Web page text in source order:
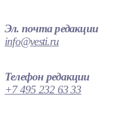
Эл. почта редакции
info@vesti.ru
Телефон редакции
+7 495 232 63 33